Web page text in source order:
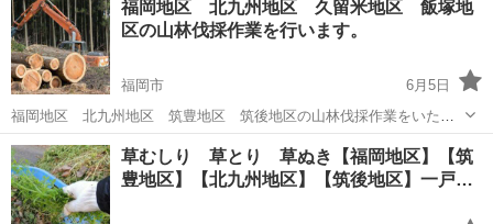
せ下さい。 ➿️0120333079福岡地区 北九州地区 久留米地区 飯塚地
区の山林伐採作業を行います。
福岡市
6月5日
福岡地区 北九州地区 筑豊地区 筑後地区の山林伐採作業をいたし
ます。福岡県内ならどこでもお伺い致します。0120333079までお問い
合わせ下さい
福岡 福岡市 草刈り
草むしり 草とり 草ぬき【福岡地区】【筑
豊地区】【北九州地区】【筑後地区】一戸…